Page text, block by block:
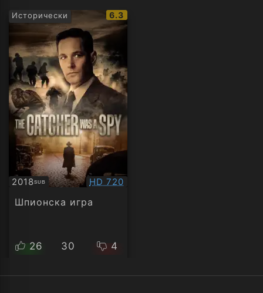
Исторически
IMDb
рейтинг:
6.3
2018SUB
Субтитри Качество:
HD 720
Шпионска игра
26 30 4